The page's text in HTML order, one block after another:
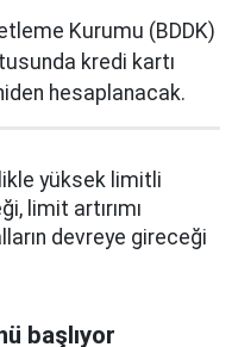
Kurumu (BDDK)
kredi kartı
hesaplanacak.
yüksek limitli
limit artırımı
devreye gireceği
başlıyor